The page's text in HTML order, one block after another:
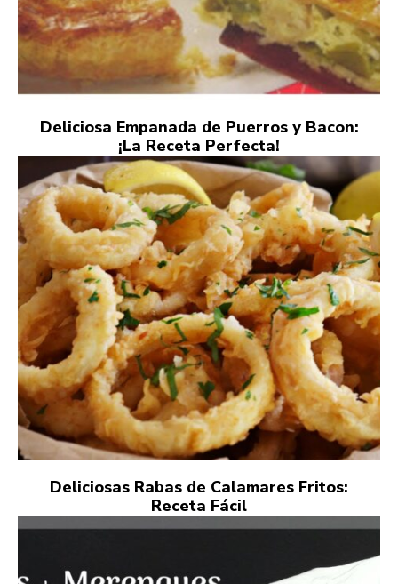
Deliciosa Empanada de Puerros y Bacon:
¡La Receta Perfecta!
Deliciosas Rabas de Calamares Fritos:
Receta Fácil